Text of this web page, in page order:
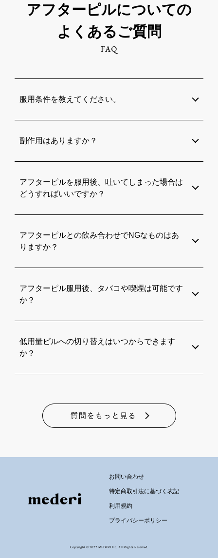
アフターピルについての
よくあるご質問
FAQ
服用条件を教えてください。
副作用はありますか？
アフターピルを服用後、吐いてしまった場合は
どうすればいいですか？
アフターピルとの飲み合わせでNGなものはあ
りますか？
アフターピル服用後、タバコや喫煙は可能です
か？
低用量ピルへの切り替えはいつからできます
か？
お問い合わせ
特定商取引法に基づく表記
利用規約
プライバシーポリシー
Copyright © 2022 MEDERI Inc. All Rights Reserved.